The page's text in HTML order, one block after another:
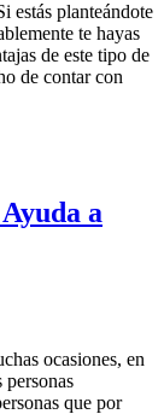
planteándote
te hayas
de este tipo de
de contar con
a
ocasiones, en
personas
que por